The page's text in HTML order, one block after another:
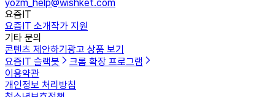
yozm_help@wishket.com
요즘IT
요즘IT 소개작가 지원
기타 문의
콘텐츠 제안하기광고 상품 보기
요즘IT 슬랙봇
크롬 확장 프로그램
이용약관
개인정보 처리방침